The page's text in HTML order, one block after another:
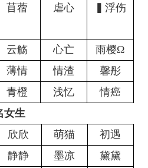
苜蓿 虐心 ▍浮伤
云觞 心亡
雨樱Ω
薄情 情渣
馨彤
青橙 浅忆
情癌
女生
欣欣 萌猫
初遇
静静 墨凉
黛黛